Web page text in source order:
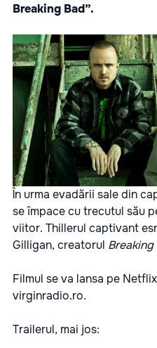
Breaking Bad”.
În urma evadării sale din
se împace cu trecutul său
viitor. Thillerul captivant
Gilligan, creatorul Breaking
Filmul se va lansa pe
virginradio.ro.
Trailerul, mai jos: